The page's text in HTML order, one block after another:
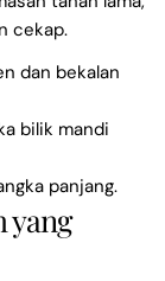
cekap.
dan bekalan
bilik mandi
panjang.
yang